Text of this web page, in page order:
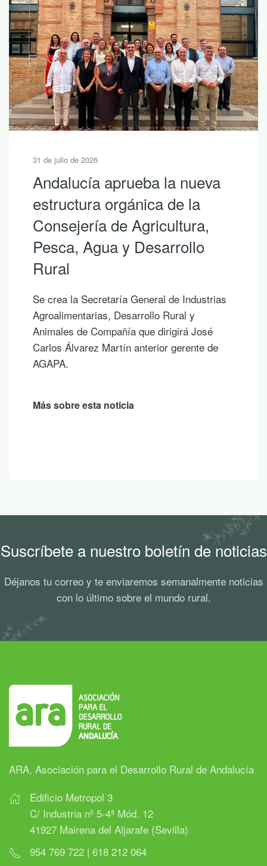
31 de julio de 2026
Andalucía aprueba la nueva
estructura orgánica de la
Consejería de Agricultura,
Pesca, Agua y Desarrollo
Rural
Se crea la Secretaría General de Industrias
Agroalimentarias, Desarrollo Rural y
Animales de Compañía que dirigirá José
Carlos Álvarez Martín anterior gerente de
AGAPA.
Más sobre esta noticia
Suscríbete a nuestro boletín de noticias
Déjanos tu correo y te enviaremos semanalmente noticias
con lo último sobre el mundo rural.
ARA, Asociación para el Desarrollo Rural de Andalucía
Edificio Metropol 3
C/ Industria nº 5-4ª Mód. 12
41927 Mairena del Aljarafe (Sevilla)
954 769 722 | 618 212 064